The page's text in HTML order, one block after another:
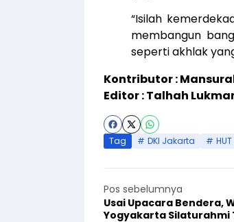
“Isilah
membangun
seperti akhlak
Kontributor :
Editor : Talhah
Tag DKI Jakarta
Pos sebelumnya
Usai Upacara Bendera,
Yogyakarta Silaturahmi